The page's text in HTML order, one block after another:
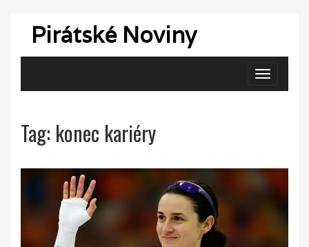
Pirátské Noviny
Zobrazit
navigaci
Tag: konec kariéry